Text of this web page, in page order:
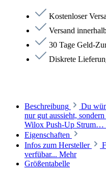
Kostenloser
Versand
30 Tage Geld-
Diskrete
Beschreibung
Du
nur gut aussieht,
Wilox Push-Up Strum…
Eigenschaften
Infos zum Hersteller
verfübar... Mehr
Größentabelle